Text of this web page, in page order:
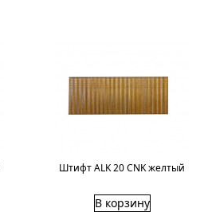
Штифт ALK 20 CNK желтый
В корзину